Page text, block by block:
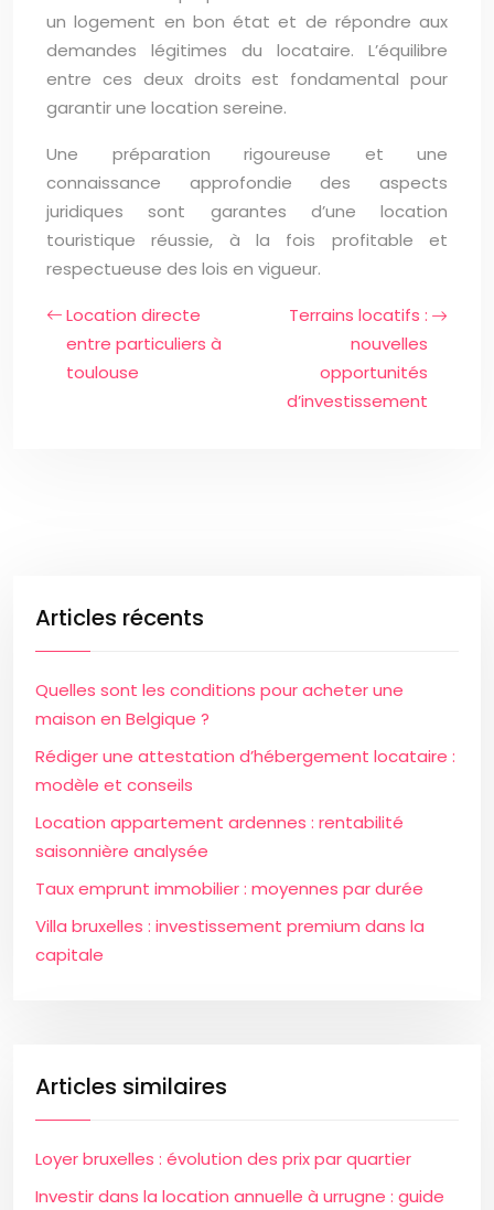
un logement en bon état et de répondre aux
demandes légitimes du locataire. L’équilibre
entre ces deux droits est fondamental pour
garantir une location sereine.
Une préparation rigoureuse et une
connaissance approfondie des aspects
juridiques sont garantes d’une location
touristique réussie, à la fois profitable et
respectueuse des lois en vigueur.
Location directe
entre particuliers à
toulouse
Terrains locatifs :
nouvelles
opportunités
d’investissement
Articles récents
Quelles sont les conditions pour acheter une
maison en Belgique ?
Rédiger une attestation d’hébergement locataire :
modèle et conseils
Location appartement ardennes : rentabilité
saisonnière analysée
Taux emprunt immobilier : moyennes par durée
Villa bruxelles : investissement premium dans la
capitale
Articles similaires
Loyer bruxelles : évolution des prix par quartier
Investir dans la location annuelle à urrugne : guide